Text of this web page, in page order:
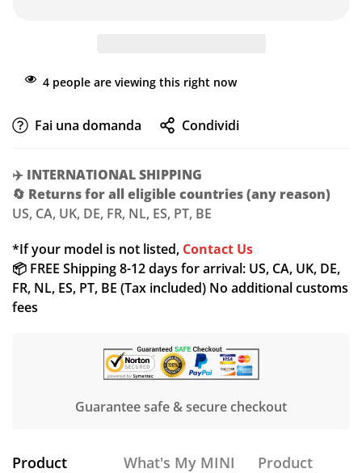
4 people are viewing this right now
Fai una domanda Condividi
✈️ INTERNATIONAL SHIPPING
🔄 Returns for all eligible countries (any reason)
US, CA, UK, DE, FR, NL, ES, PT, BE
*If your model is not listed, Contact Us
📦 FREE Shipping 8-12 days for arrival: US, CA, UK, DE,
FR, NL, ES, PT, BE (Tax included) No additional customs
fees
Guarantee safe & secure checkout
Product
What's My MINI
Product